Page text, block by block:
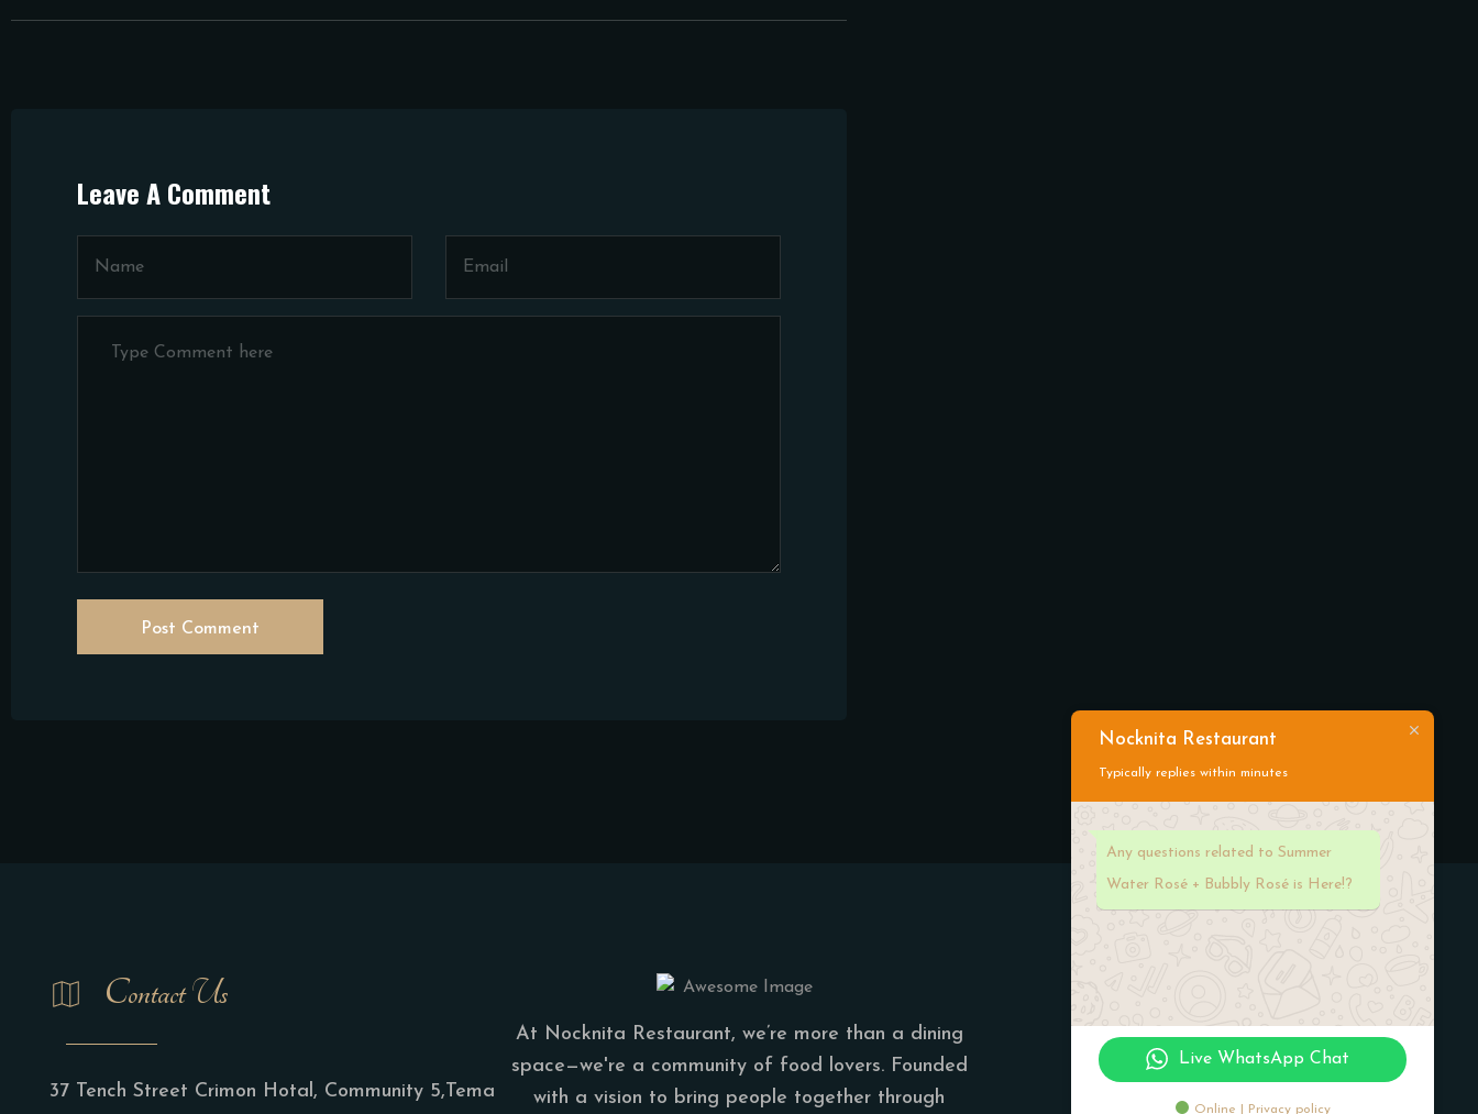
Leave A Comment
Post Comment
Contact Us
37 Tench Street Crimon Hotal, Community 5,Tema
At Nocknita Restaurant, we’re more than a dining
space—we're a community of food lovers. Founded
with a vision to bring people together through
Nocknita Restaurant
Typically replies within minutes
Any questions related to Summer
Water Rosé + Bubbly Rosé is Here!?
Live WhatsApp Chat
Online | Privacy policy